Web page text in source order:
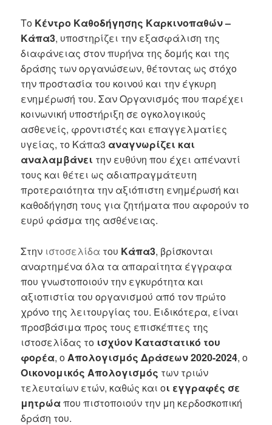
Το Κέντρο Καθοδήγησης Καρκινοπαθών –
Κάπα3, υποστηρίζει την εξασφάλιση της
διαφάνειας στον πυρήνα της δομής και της
δράσης των οργανώσεων, θέτοντας ως στόχο
την προστασία του κοινού και την έγκυρη
ενημέρωσή του. Σαν Οργανισμός που παρέχει
κοινωνική υποστήριξη σε ογκολογικούς
ασθενείς, φροντιστές και επαγγελματίες
υγείας, το Κάπα3 αναγνωρίζει και
αναλαμβάνει την ευθύνη που έχει απέναντί
τους και θέτει ως αδιαπραγμάτευτη
προτεραιότητα την αξιόπιστη ενημέρωσή και
καθοδήγηση τους για ζητήματα που αφορούν το
ευρύ φάσμα της ασθένειας.
Στην ιστοσελίδα του Κάπα3, βρίσκονται
αναρτημένα όλα τα απαραίτητα έγγραφα
που γνωστοποιούν την εγκυρότητα και
αξιοπιστία του οργανισμού από τον πρώτο
χρόνο της λειτουργίας του. Ειδικότερα, είναι
προσβάσιμα προς τους επισκέπτες της
ιστοσελίδας το ισχύον Καταστατικό του
φορέα, οΑπολογισμός Δράσεων 2020-2024, ο
Οικονομικός Απολογισμός των τριών
τελευταίων ετών, καθώς και οι εγγραφές σε
μητρώαπου πιστοποιούν την μη κερδοσκοπική
δράση του.